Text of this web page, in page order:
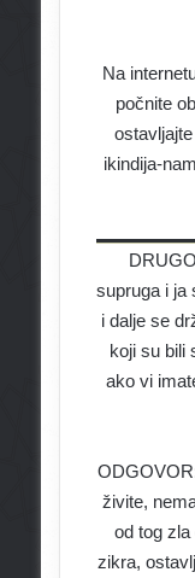
Na
počnite
ikindija-
supruga i ja
i dalje se
koji su bili
ako vi
živite,
od tog
zikra,